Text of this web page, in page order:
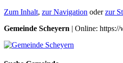
Zum Inhalt, zur Navigation oderzur
Gemeinde Scheyern | Online: https://